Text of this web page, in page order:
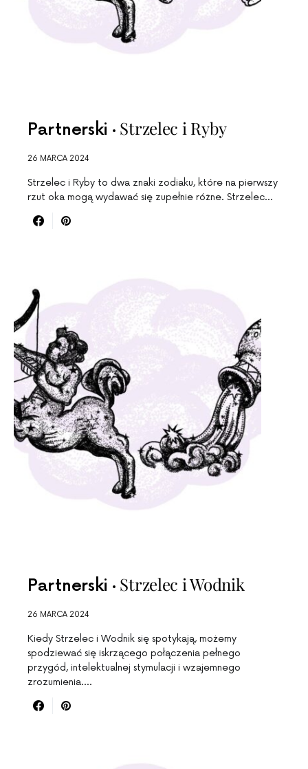
Partnerski Strzelec i Ryby
26 MARCA 2024
Strzelec i Ryby to dwa znaki zodiaku, które na pierwszy
rzut oka mogą wydawać się zupełnie różne. Strzelec…
Partnerski Strzelec i Wodnik
26 MARCA 2024
Kiedy Strzelec i Wodnik się spotykają, możemy
spodziewać się iskrzącego połączenia pełnego
przygód, intelektualnej stymulacji i wzajemnego
zrozumienia.…